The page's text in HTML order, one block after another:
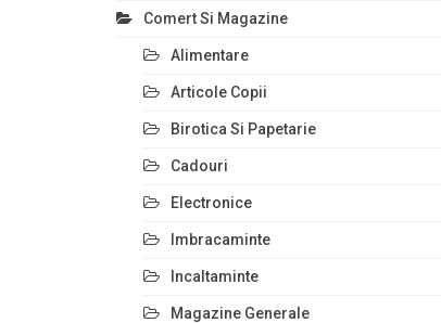
Comert Si Magazine
Alimentare
Articole Copii
Birotica Si Papetarie
Cadouri
Electronice
Imbracaminte
Incaltaminte
Magazine Generale